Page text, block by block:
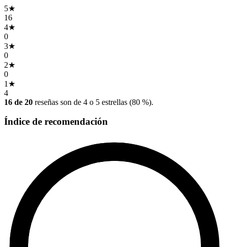
5★
16
4★
0
3★
0
2★
0
1 ★
4
16 de 20 reseñas son de 4 o 5 estrellas (80 %).
Índice de recomendación